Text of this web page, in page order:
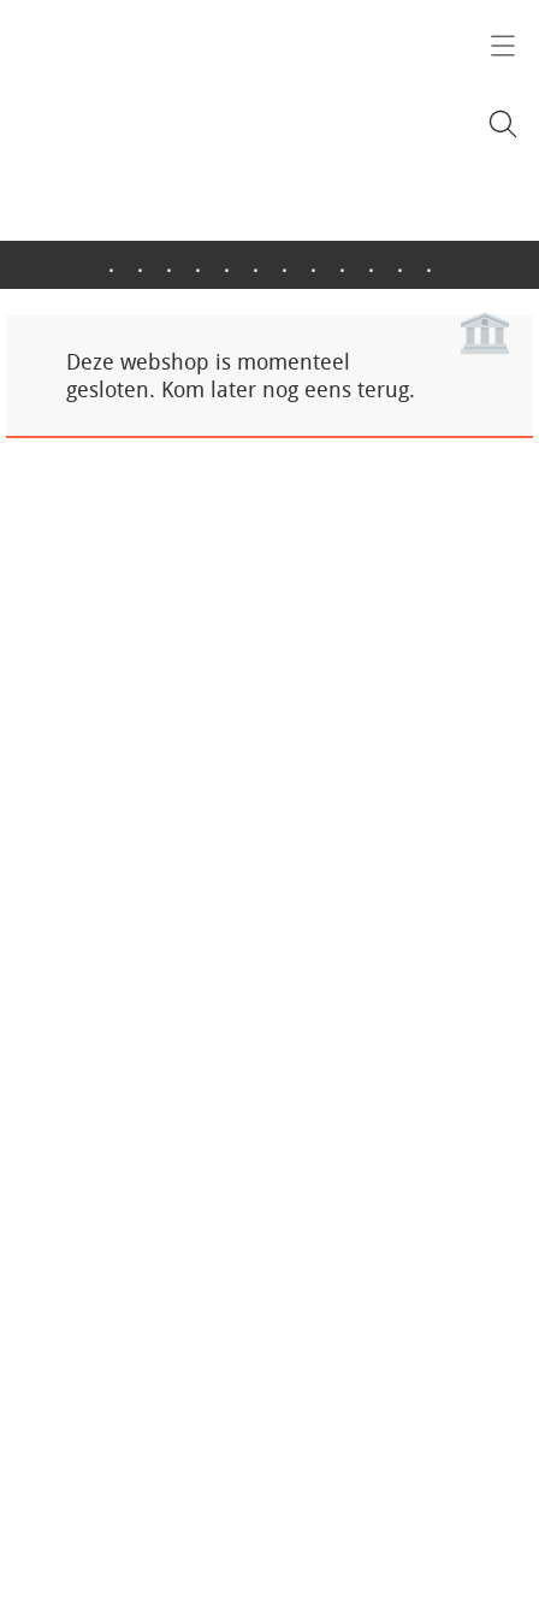
. . . . . . . . . . . .
Deze webshop is momenteel
gesloten. Kom later nog eens terug.